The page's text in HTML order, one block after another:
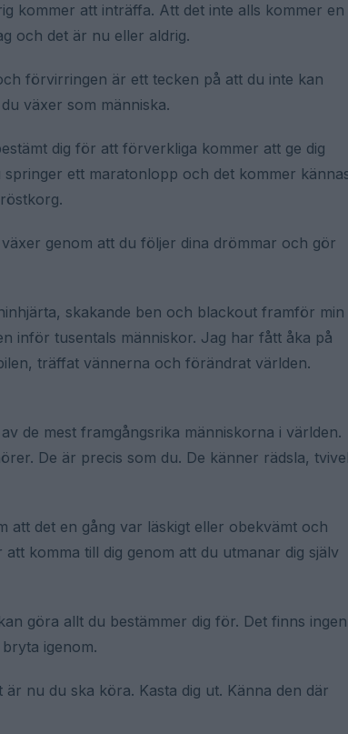
kommer att inträffa. Att det inte alls kommer en
och det är nu eller aldrig.
förvirringen är ett tecken på att du inte kan
växer som människa.
dig för att förverkliga kommer att ge dig
ett maratonlopp och det kommer
genom att du följer dina drömmar och gör
skakande ben och blackout framför min
inför tusentals människor. Jag har fått åka på
träffat vännerna och förändrat världen.
de mest framgångsrika människorna i världen.
De är precis som du. De känner rädsla,
att det en gång var läskigt eller obekvämt och
komma till dig genom att du utmanar dig själv
göra allt du bestämmer dig för. Det finns ingen
igenom.
nu du ska köra. Kasta dig ut. Känna den där